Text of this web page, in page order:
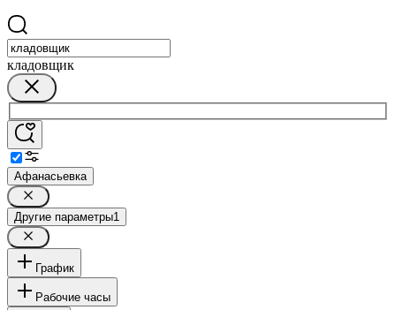
кладовщик
Афанасьевка
Другие параметры1
График
Рабочие часы